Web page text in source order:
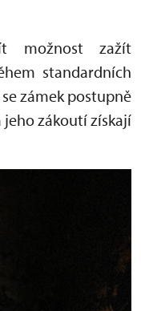
možnost zažít
standardních
zámek postupně
zákoutí získají